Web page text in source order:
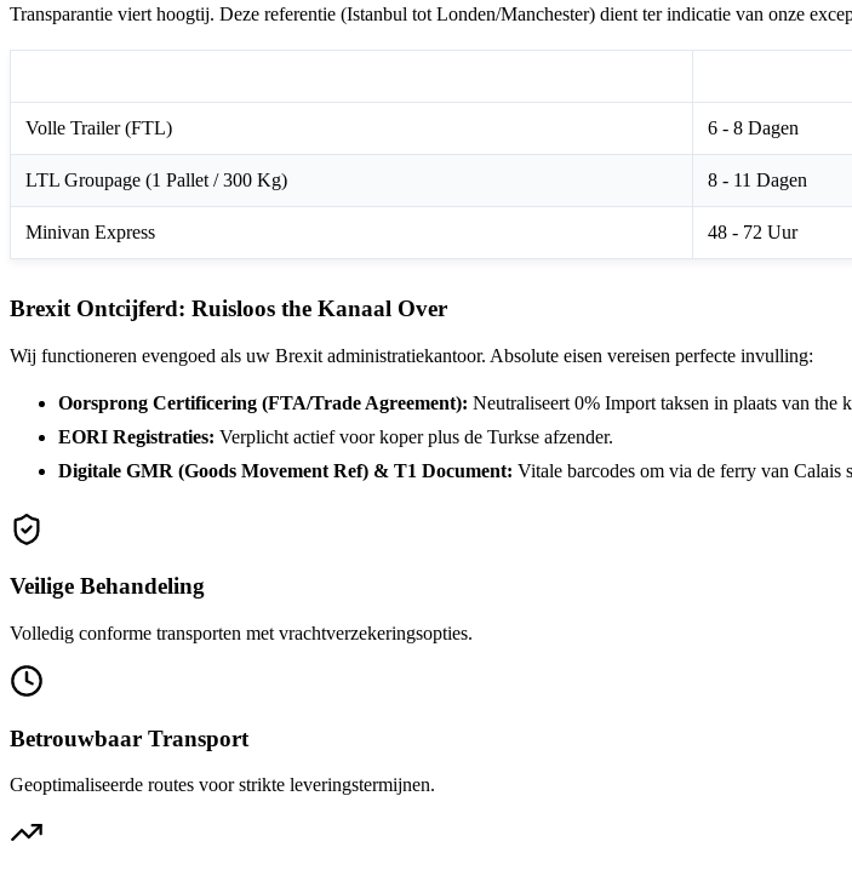
Transparantie viert hoogtij. Deze referentie (Istanbul tot Londen/Manchester) dient ter indicatie van onze
Volle Trailer (FTL) 6 - 8 Dagen
LTL Groupage (1 Pallet / 300 Kg) 8 - 11 Dagen
Minivan Express 48 - 72 Uur
Brexit Ontcijferd: Ruisloos the Kanaal Over
Wij functioneren evengoed als uw Brexit administratiekantoor. Absolute eisen vereisen perfecte invulling:
Oorsprong Certificering (FTA/Trade Agreement): Neutraliseert 0% Import taksen in plaats van the
EORI Registraties: Verplicht actief voor koper plus de Turkse afzender.
Digitale GMR (Goods Movement Ref) & T1 Document: Vitale barcodes om via de ferry van Calais
Veilige Behandeling
Volledig conforme transporten met vrachtverzekeringsopties.
Betrouwbaar Transport
Geoptimaliseerde routes voor strikte leveringstermijnen.